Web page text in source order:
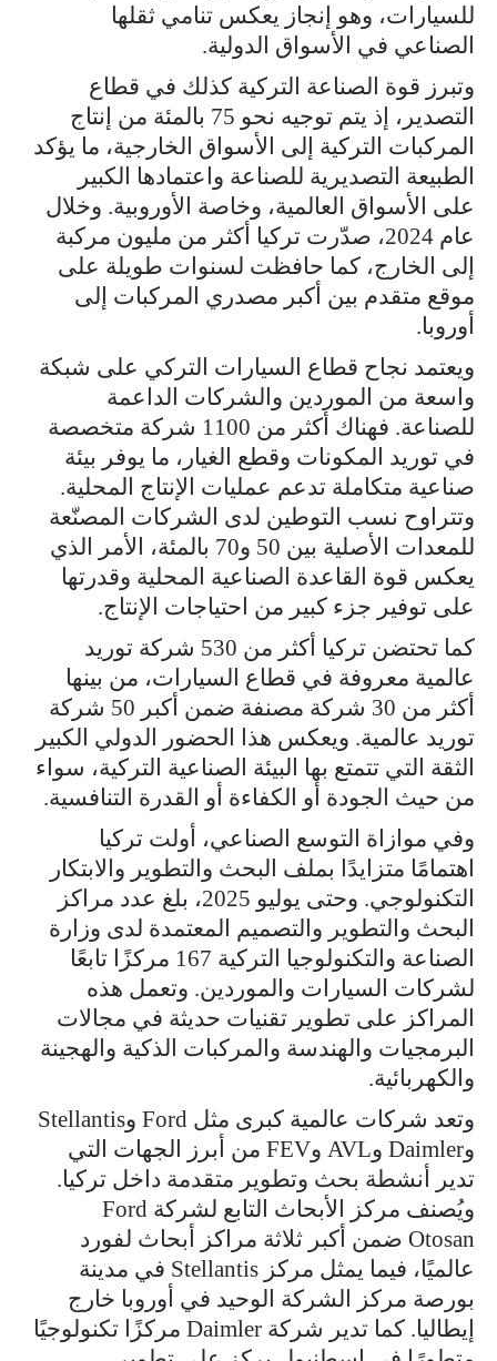
للسيارات، وهو إنجاز يعكس تنامي ثقلها
الصناعي في الأسواق الدولية.
وتبرز قوة الصناعة التركية كذلك في قطاع
التصدير، إذ يتم توجيه نحو 75 بالمئة من إنتاج
المركبات التركية إلى الأسواق الخارجية، ما يؤكد
الطبيعة التصديرية للصناعة واعتمادها الكبير
على الأسواق العالمية، وخاصة الأوروبية. وخلال
عام 2024، صدّرت تركيا أكثر من مليون مركبة
إلى الخارج، كما حافظت لسنوات طويلة على
موقع متقدم بين أكبر مصدري المركبات إلى
أوروبا.
ويعتمد نجاح قطاع السيارات التركي على شبكة
واسعة من الموردين والشركات الداعمة
للصناعة. فهناك أكثر من 1100 شركة متخصصة
في توريد المكونات وقطع الغيار، ما يوفر بيئة
صناعية متكاملة تدعم عمليات الإنتاج المحلية.
وتتراوح نسب التوطين لدى الشركات المصنّعة
للمعدات الأصلية بين 50 و70 بالمئة، الأمر الذي
يعكس قوة القاعدة الصناعية المحلية وقدرتها
على توفير جزء كبير من احتياجات الإنتاج.
كما تحتضن تركيا أكثر من 530 شركة توريد
عالمية معروفة في قطاع السيارات، من بينها
أكثر من 30 شركة مصنفة ضمن أكبر 50 شركة
توريد عالمية. ويعكس هذا الحضور الدولي الكبير
الثقة التي تتمتع بها البيئة الصناعية التركية، سواء
من حيث الجودة أو الكفاءة أو القدرة التنافسية.
وفي موازاة التوسع الصناعي، أولت تركيا
اهتمامًا متزايدًا بملف البحث والتطوير والابتكار
التكنولوجي. وحتى يوليو 2025، بلغ عدد مراكز
البحث والتطوير والتصميم المعتمدة لدى وزارة
الصناعة والتكنولوجيا التركية 167 مركزًا تابعًا
لشركات السيارات والموردين. وتعمل هذه
المراكز على تطوير تقنيات حديثة في مجالات
البرمجيات والهندسة والمركبات الذكية والهجينة
والكهربائية.
وتعد شركات عالمية كبرى مثل Ford وStellantis
وDaimler وAVL وFEV من أبرز الجهات التي
تدير أنشطة بحث وتطوير متقدمة داخل تركيا.
ويُصنف مركز الأبحاث التابع لشركة Ford
Otosan ضمن أكبر ثلاثة مراكز أبحاث لفورد
عالميًا، فيما يمثل مركز Stellantis في مدينة
بورصة مركز الشركة الوحيد في أوروبا خارج
إيطاليا. كما تدير شركة Daimler مركزًا تكنولوجيًا